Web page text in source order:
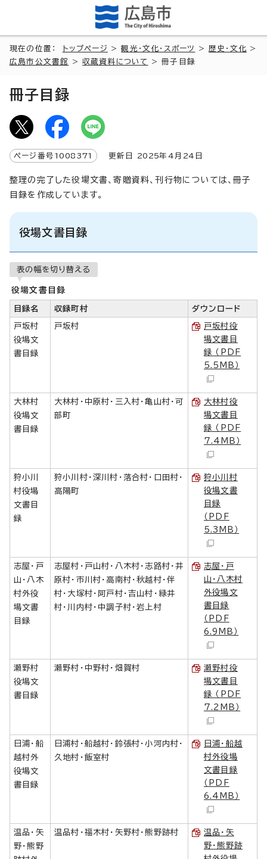
現在の位置： トップページ >観光・文化・スポーツ > 歴史・文化 >
広島市公文書館
>収蔵資料について > 冊子目録
冊子目録
ページ番号 1008371 更新日 2025年4月 24 日
整理の完了した役場文書、寄贈資料、刊行物については、冊子
目録を作成しています。
役場文書目録
表の幅を切り替える
役場文書目録
目録名 収録町村 ダウンロード
戸坂村
役場文
書目録
戸坂村
戸坂村役
場文書目
録 （PDF
5.5MB）
大林村
役場文
書目録
大林村・中原村・三入村・亀山村・可
部町
大林村役
場文書目
録 （PDF
7.4MB）
狩小川
村役場
文書目
録
狩小川村・深川村・落合村・口田村・
高陽町
狩小川村
役場文書
目録
（PDF
5.3MB）
志屋・戸
山・八木
村外役
場文書
目録
志屋村・戸山村・八木村・志路村・井
原村・市川村・高南村・秋越村・伴
村・大塚村・阿戸村・吉山村・緑井
村・川内村・中調子村・岩上村
志屋・戸
山・八木村
外役場文
書目録
（PDF
6.9MB）
瀬野村
役場文
書目録
瀬野村・中野村・畑賀村
瀬野村役
場文書目
録 （PDF
7.2MB）
日浦・船
越村外
役場文
書目録
日浦村・船越村・鈴張村・小河内村・
久地村・飯室村
日浦・船越
村外役場
文書目録
（PDF
6.4MB）
温品・矢
野・熊野
温品村・福木村・矢野村・熊野跡村
温品・矢
野・熊野跡